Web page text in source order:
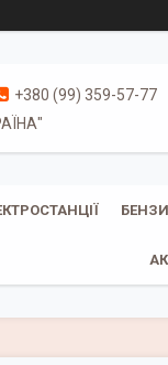
+380 (99) 359-57-77